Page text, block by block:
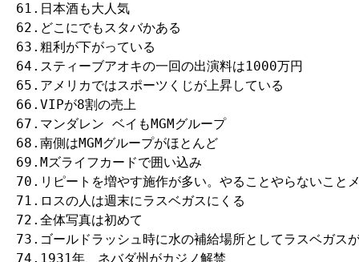
61.日本酒も大人気
62.どこにでもスタバかある
63.粗利が下がっている
64.スティーブアオキの一回の出演料は1000万円
65.アメリカではスポーツくじが上昇している
66.VIPが8割の売上
67.マンダレン ベイもMGMグループ
68.南側はMGMグループがほとんど
69.Mズライフカードで囲い込み
70.リピートを増やす施作が多い。やることやらないこと
71.ロスの人は週末にラスベガスにくる
72.全体写真は初めて
73.ゴールドラッシュ時に水の補給場所としてラスベガス
74.1931年、ネバダ州がカジノ解禁